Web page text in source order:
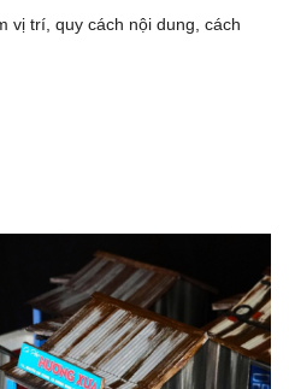
Tình yêu - Gia đình
vị trí, quy cách nội dung, cách